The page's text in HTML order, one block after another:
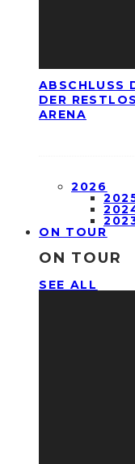
ABSCHLUSS
DER
ARENA
2026
ON TOUR
ON TOUR
SEE ALL